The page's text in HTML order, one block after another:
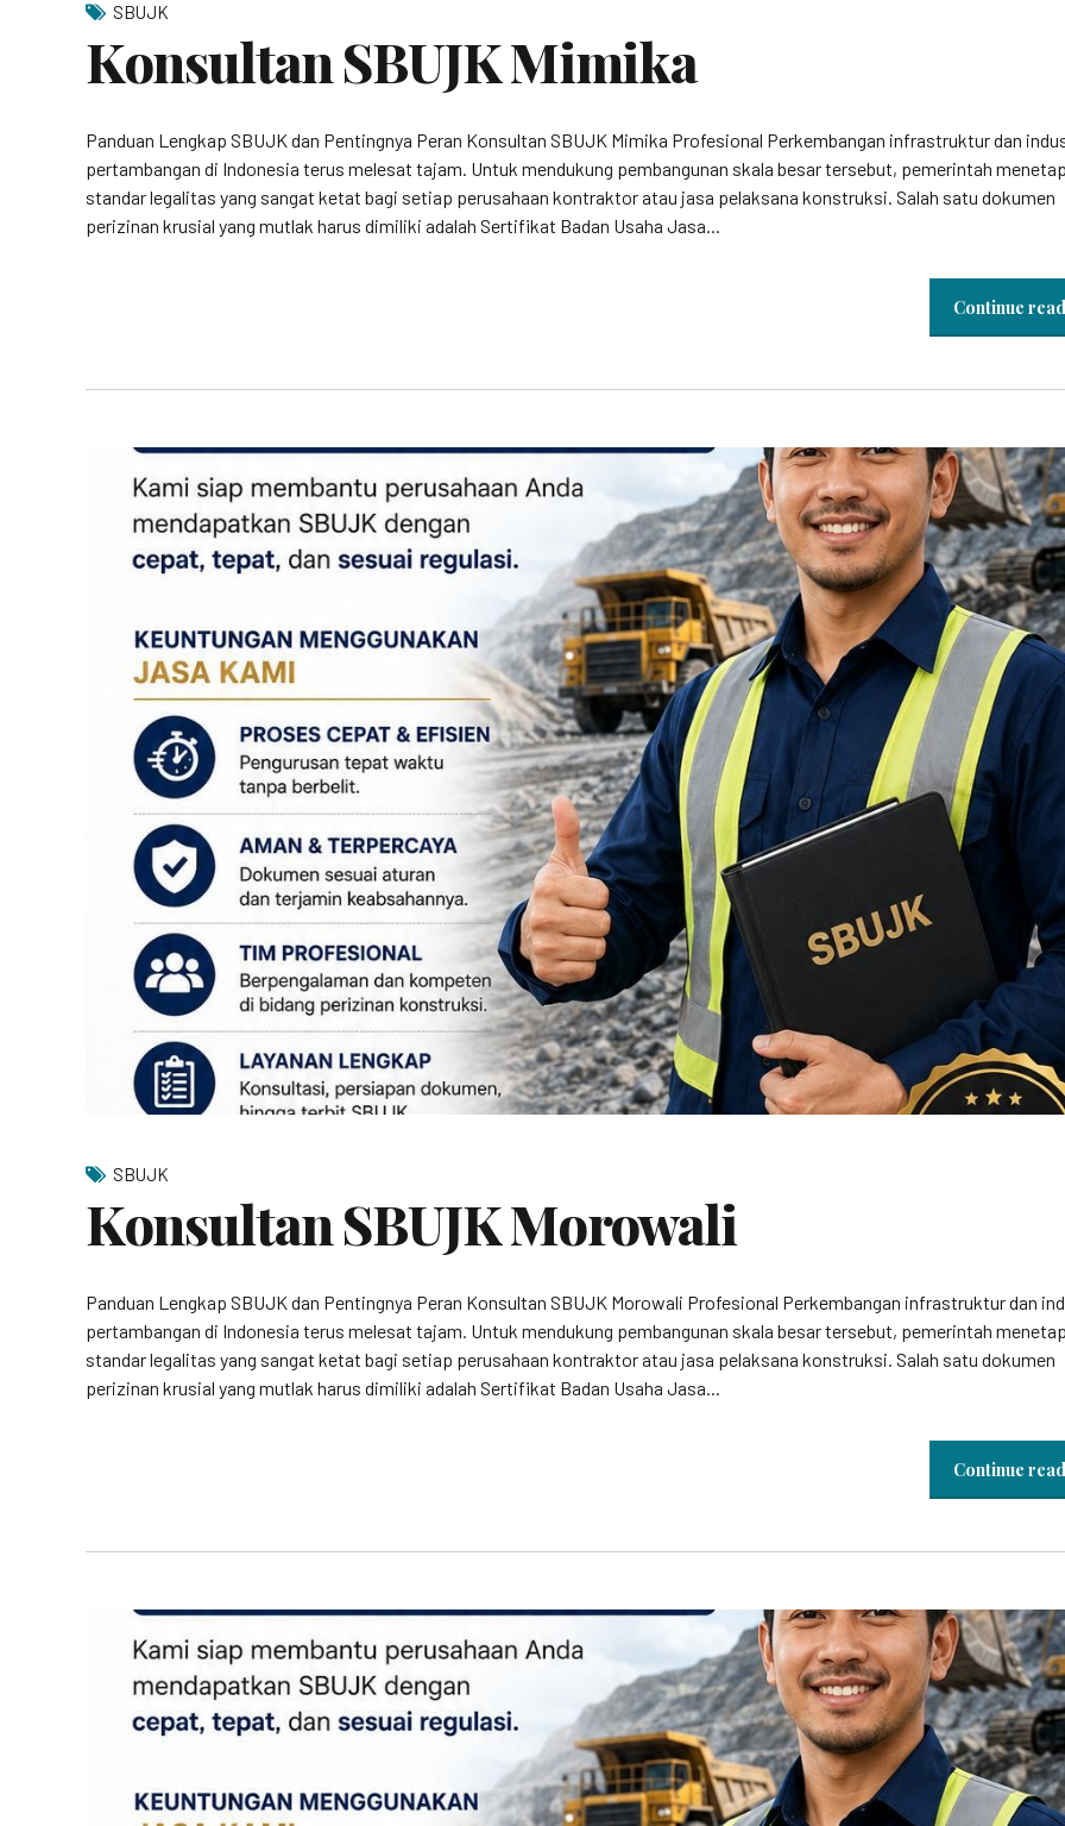
SBUJK
Konsultan SBUJK Mimika
Panduan Lengkap SBUJK dan Pentingnya Peran Konsultan SBUJK Mimika Profesional Perkembangan infrastruktur dan
pertambangan di Indonesia terus melesat tajam. Untuk mendukung pembangunan skala besar tersebut, pemerintah
standar legalitas yang sangat ketat bagi setiap perusahaan kontraktor atau jasa pelaksana konstruksi. Salah satu dokumen
perizinan krusial yang mutlak harus dimiliki adalah Sertifikat Badan Usaha Jasa...
Continue
SBUJK
Konsultan SBUJK Morowali
Panduan Lengkap SBUJK dan Pentingnya Peran Konsultan SBUJK Morowali Profesional Perkembangan infrastruktur dan
pertambangan di Indonesia terus melesat tajam. Untuk mendukung pembangunan skala besar tersebut, pemerintah
standar legalitas yang sangat ketat bagi setiap perusahaan kontraktor atau jasa pelaksana konstruksi. Salah satu dokumen
perizinan krusial yang mutlak harus dimiliki adalah Sertifikat Badan Usaha Jasa...
Continue